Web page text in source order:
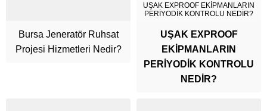
Bursa Jeneratör Ruhsat
Projesi Hizmetleri Nedir?
UŞAK EXPROOF EKİPMANLARIN
PERİYODİK KONTROLU NEDİR?
UŞAK EXPROOF
EKİPMANLARIN
PERİYODİK KONTROLU
NEDİR?